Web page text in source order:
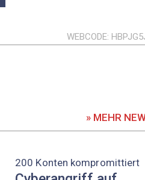
WEBCODE
» MEHR
200 Konten kompromittiert